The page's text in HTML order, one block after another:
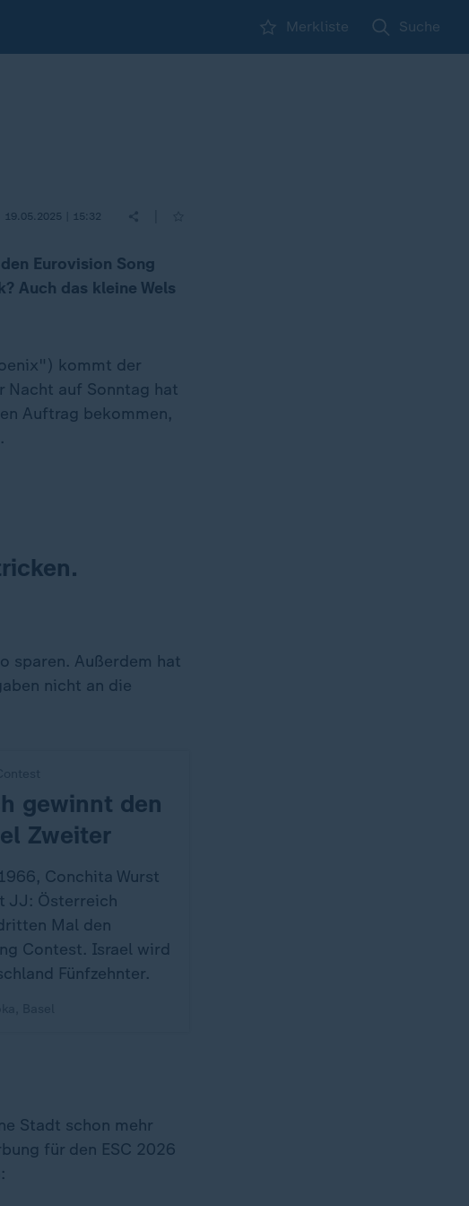
Merkliste Suche
19.05.2025 | 15:32
Eurovision Song
Auch das kleine Wels
kommt der
Nacht auf Sonntag hat
Auftrag bekommen,
sparen. Außerdem hat
nicht an die
gewinnt den
Zweiter
Conchita Wurst
JJ: Österreich
Mal den
Contest. Israel wird
Fünfzehnter.
Stadt schon mehr
für den ESC 2026